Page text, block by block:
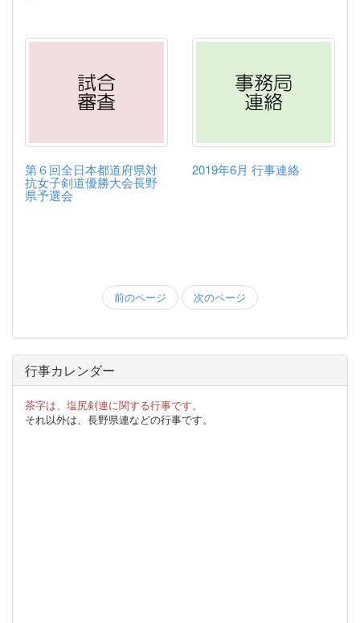
第６回全日本都道府県対
抗女子剣道優勝大会長野
県予選会
2019年6月 行事連絡
前のページ 次のページ
行事カレンダー
茶字は、塩尻剣連に関する行事です。
それ以外は、長野県連などの行事です。